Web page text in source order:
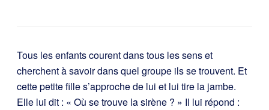
Tous les enfants courent dans tous les sens et
cherchent à savoir dans quel groupe ils se trouvent. Et
cette petite fille s’approche de lui et lui tire la jambe.
Elle lui dit : « Où se trouve la sirène ? » Il lui répond :